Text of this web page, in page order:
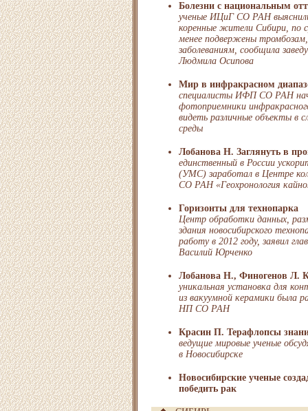
Болезни с национальным
ученые ИЦиГ СО РАН
коренные жители Сибири, по
менее подвержены
заболеваниям, сообщила
Людмила Осипова
Мир в инфракрасном
специалисты ИФП СО РАН
фотоприемники
видеть различные объекты в
среды
Лобанова Н. Заглянуть в
единственный в России
(УМС) заработал в Центре
СО РАН «Геохронология
Горизонты для технопарка
Центр обработки данных,
здания новосибирского
работу в 2012 году, заявил
Василий Юрченко
Лобанова Н., Финогенов Л.
уникальная установка для
из вакуумной керамики была
НП СО РАН
Красин П. Терафлопсы
ведущие мировые ученые
в Новосибирске
Новосибирские ученые
победить рак